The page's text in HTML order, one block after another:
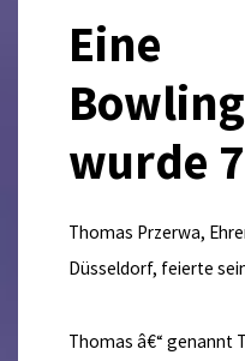
Eine
wurde
Thomas Przerwa,
Düsseldorf, feierte
Thomas â€“ genannt